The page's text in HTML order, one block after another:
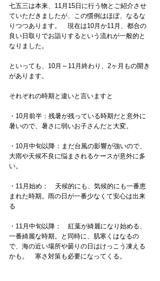
七五三は本来、11月15日に行う物とご紹介させ
ていただきましたが、この慣例はほぼ、なるな
りつつあります。　現在は10月か11月、都合の
良い日取りでお詣りするという流れが一般的と
なりました。
といっても、10月～11月終わり、2ヶ月もの開き
があります。
それぞれの時期と違いと言いますと
・10月前半：残暑が残っている時期だと意外に
暑いので、暑さに弱いお子さんだと大変。
・10月中旬以降：まだ台風の影響が強いので、
大雨や天候不良に悩まされるケースが意外に多
い。
・11月始め：　天候的にも、気候的にも一番恵
まれた時期。雨の日が一番少なくて安心は出来
る
・11月中旬以降：　紅葉が綺麗になり始める、
一番綺麗な時期。と同時に、肌寒くはなるの
で、海の近い場所や曇りの日はけっこう凍える
かも。　寒さ対策も必要になってくる。